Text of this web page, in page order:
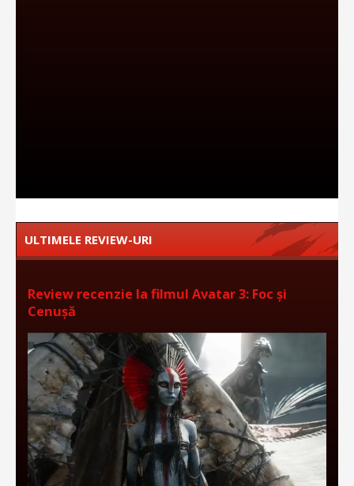
ULTIMELE REVIEW-URI
Review recenzie la filmul Avatar 3: Foc și
Cenușă